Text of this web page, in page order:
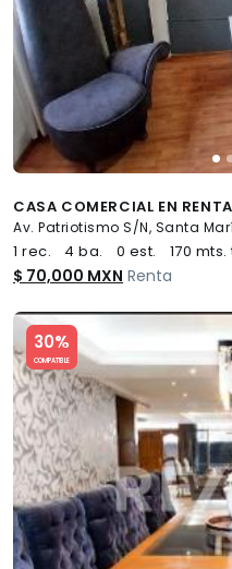
CASA COMERCIAL EN
Av. Patriotismo S/N, Santa
1 rec. 4 ba. 0 est. 170
$ 70,000 MXN Renta
30%
COMPATIBLE
Slide 1 of 5